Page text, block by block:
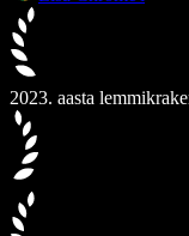
2023. aasta